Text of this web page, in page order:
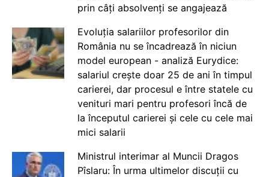
prin câți absolvenți se angajează
Evoluția salariilor profesorilor din
România nu se încadrează în niciun
model european - analiză Eurydice:
salariul crește doar 25 de ani în timpul
carierei, dar procesul e între statele cu
venituri mari pentru profesori încă de
la începutul carierei și cele cu cele mai
mici salarii
Ministrul interimar al Muncii Dragos
Pîslaru: În urma ultimelor discuții cu